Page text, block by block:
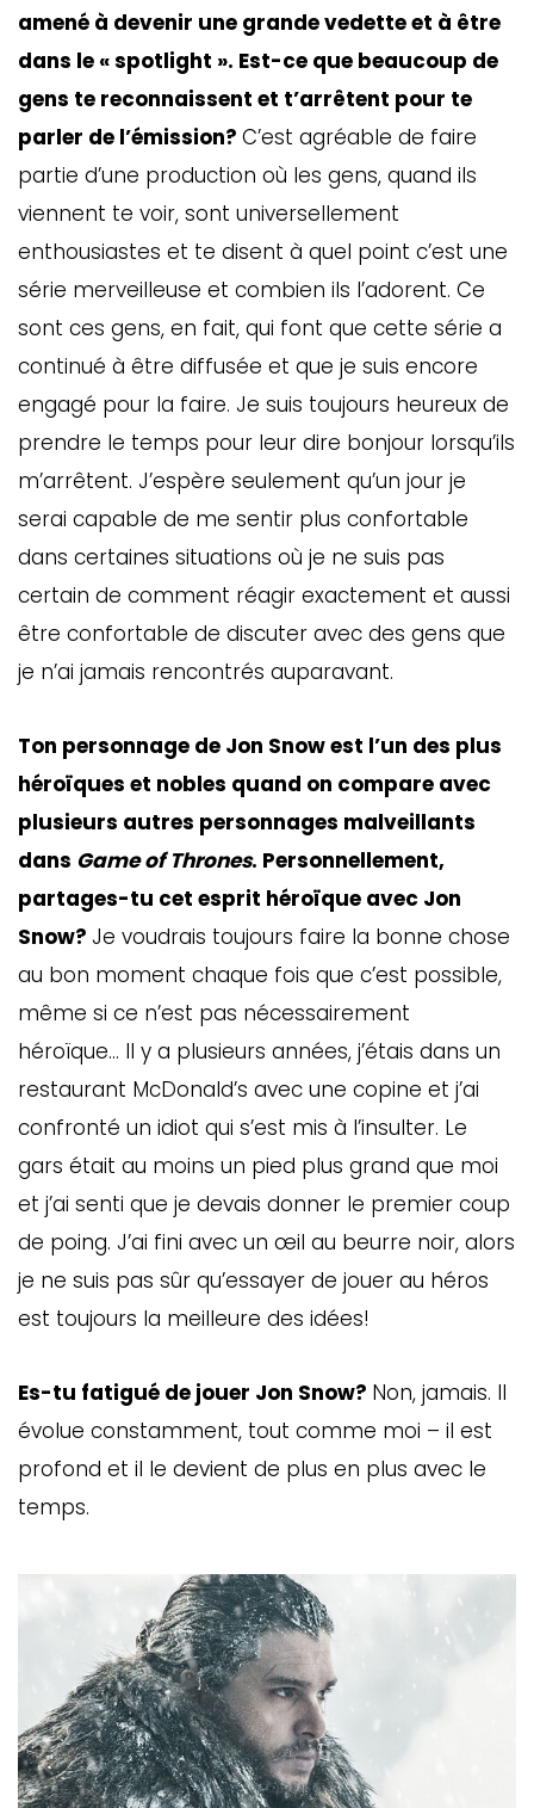
amené à devenir une grande vedette et à être
dans le « spotlight ». Est-ce que beaucoup de
gens te reconnaissent et t’arrêtent pour te
parler de l’émission? C’est agréable de faire
partie d’une production où les gens, quand ils
viennent te voir, sont universellement
enthousiastes et te disent à quel point c’est une
série merveilleuse et combien ils l’adorent. Ce
sont ces gens, en fait, qui font que cette série a
continué à être diffusée et que je suis encore
engagé pour la faire. Je suis toujours heureux de
prendre le temps pour leur dire bonjour lorsqu’ils
m’arrêtent. J’espère seulement qu’un jour je
serai capable de me sentir plus confortable
dans certaines situations où je ne suis pas
certain de comment réagir exactement et aussi
être confortable de discuter avec des gens que
je n’ai jamais rencontrés auparavant.
Ton personnage de Jon Snow est l’un des plus
héroïques et nobles quand on compare avec
plusieurs autres personnages malveillants
dans Game of Thrones. Personnellement,
partages-tu cet esprit héroïque avec Jon
Snow? Je voudrais toujours faire la bonne chose
au bon moment chaque fois que c’est possible,
même si ce n’est pas nécessairement
héroïque… Il y a plusieurs années, j’étais dans un
restaurant McDonald’s avec une copine et j’ai
confronté un idiot qui s’est mis à l’insulter. Le
gars était au moins un pied plus grand que moi
et j’ai senti que je devais donner le premier coup
de poing. J’ai fini avec un œil au beurre noir, alors
je ne suis pas sûr qu’essayer de jouer au héros
est toujours la meilleure des idées!
Es-tu fatigué de jouer Jon Snow? Non, jamais. Il
évolue constamment, tout comme moi – il est
profond et il le devient de plus en plus avec le
temps.